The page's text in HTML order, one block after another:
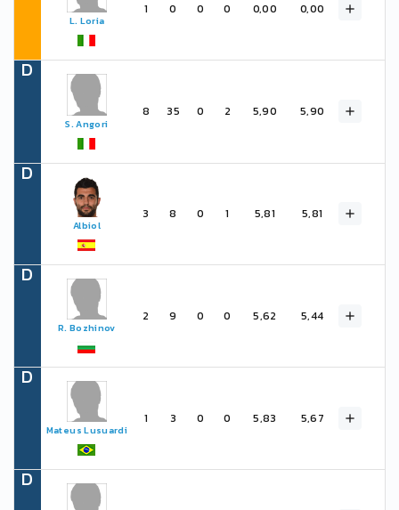
L. Loria
1 0 0 0 0,00 0,00
D
S. Angori
8 35 0 2 5,90 5,90
D
Albiol
3 8 0 1 5,81 5,81
D
R. Bozhinov
2 9 0 0 5,62 5,44
D
Mateus Lusuardi
1 3 0 0 5,83 5,67
D